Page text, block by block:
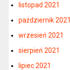
listopad 2021
październik 2021
wrzesień 2021
sierpień 2021
lipiec 2021